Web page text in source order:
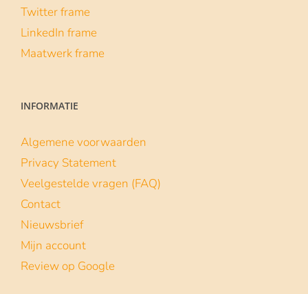
Twitter frame
LinkedIn frame
Maatwerk frame
INFORMATIE
Algemene voorwaarden
Privacy Statement
Veelgestelde vragen (FAQ)
Contact
Nieuwsbrief
Mijn account
Review op Google